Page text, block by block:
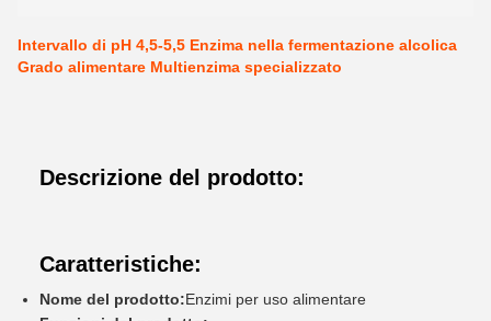
Intervallo di pH 4,5-5,5 Enzima nella fermentazione alcolica
Grado alimentare Multienzima specializzato
Descrizione del prodotto:
Caratteristiche:
Nome del prodotto:Enzimi per uso alimentare